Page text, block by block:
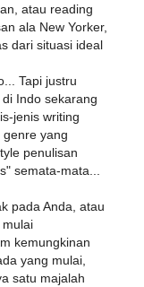
atau reading
ala New Yorker,
dari situasi ideal
Tapi justru
Indo sekarang
jenis writing
yang
penulisan
semata-mata...
pada Anda, atau
kemungkinan
yang mulai,
satu majalah